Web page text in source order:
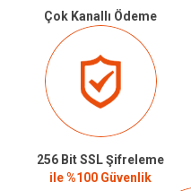
Çok Kanallı Ödeme
256 Bit SSL Şifreleme
ile %100 Güvenlik